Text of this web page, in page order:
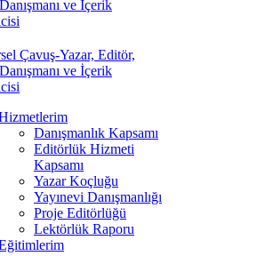
Danışmanlık Kapsamı
Editörlük Hizmeti
Kapsamı
Yazar Koçluğu
Yayınevi Danışmanlığı
Proje Editörlüğü
Lektörlük Raporu